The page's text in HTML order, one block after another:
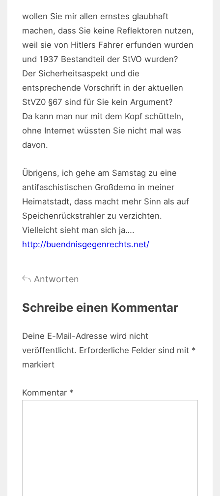
wollen Sie mir allen ernstes glaubhaft
machen, dass Sie keine Reflektoren nutzen,
weil sie von Hitlers Fahrer erfunden wurden
und 1937 Bestandteil der StVO wurden?
Der Sicherheitsaspekt und die
entsprechende Vorschrift in der aktuellen
StVZ0 §67 sind für Sie kein Argument?
Da kann man nur mit dem Kopf schütteln,
ohne Internet wüssten Sie nicht mal was
davon.
Übrigens, ich gehe am Samstag zu eine
antifaschistischen Großdemo in meiner
Heimatstadt, dass macht mehr Sinn als auf
Speichenrückstrahler zu verzichten.
Vielleicht sieht man sich ja….
http://buendnisgegenrechts.net/
Antworten
Schreibe einen Kommentar
Deine E-Mail-Adresse wird nicht
veröffentlicht. Erforderliche Felder sind mit *
markiert
Kommentar *